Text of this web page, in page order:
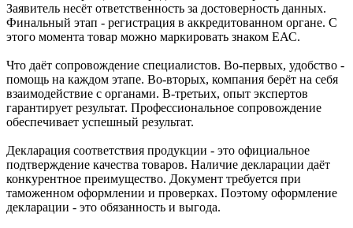
Заявитель несёт ответственность за достоверность данных.
Финальный этап - регистрация в аккредитованном органе. С
этого момента товар можно маркировать знаком ЕАС.
Что даёт сопровождение специалистов. Во-первых, удобство -
помощь на каждом этапе. Во-вторых, компания берёт на себя
взаимодействие с органами. В-третьих, опыт экспертов
гарантирует результат. Профессиональное сопровождение
обеспечивает успешный результат.
Декларация соответствия продукции - это официальное
подтверждение качества товаров. Наличие декларации даёт
конкурентное преимущество. Документ требуется при
таможенном оформлении и проверках. Поэтому оформление
декларации - это обязанность и выгода.